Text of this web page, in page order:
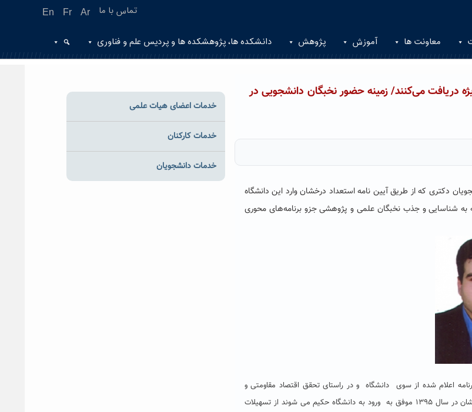
En Fr Ar تماس با ما
معاونت ها آموزش پژوهش دانشکده ها، پژوهشکده ها و پردیس علم و فناوری
دریافت می‌کنند/ زمینه حضور نخبگان دانشجویی در
دکتری که از طریق آیین نامه استعداد درخشان وارد این دانشگاه
گفت: توجه به شناسایی و جذب نخبگان علمی و پژوهشی جزو برنامه‌های محوری
اعلام شده از سوی دانشگاه و در راستای تحقق اقتصاد مقاومتی و
سیاست های وزارت علوم، دانشجویان دکتری که از طریق آیین نامه استعداد درخشان در سال ۱۳۹۵ موفق به ورود به دانشگاه حکیم می شوند از تسهیلات
خدمات اعضای هیات علمی
خدمات کارکنان
خدمات دانشجویان